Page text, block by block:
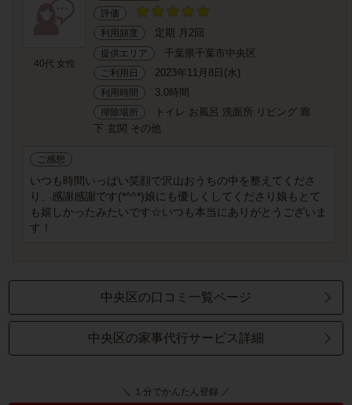
40代 女性
評価
利用頻度
定期 月2回
提供エリア 千葉県千葉市中央区
ご利用日 2023年11月8日(水)
利用時間 3.0時間
掃除場所
トイレ お風呂 洗面所 リビング 廊
下 玄関 その他
ご感想
いつも時間いっぱい笑顔で沢山おうちの中を整えてくださ
り、感謝感謝です(*^^*)娘にも優しくしてくださり娘もとて
も嬉しかったみたいです☆いつも本当にありがとうございま
す！
中央区の口コミ一覧ページ
中央区の家事代行サービス詳細
＼ １分でかんたん登録 ／